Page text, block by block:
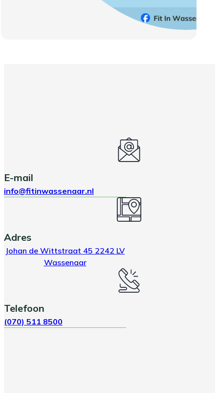
E-mail
info@fitinwassenaar.nl
Adres
Johan de Wittstraat 45 2242 LV
Wassenaar
Telefoon
(070) 511 8500